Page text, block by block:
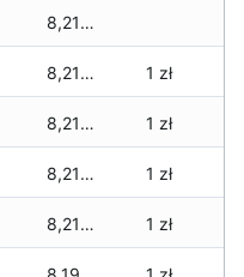
8,210 zł
8,210 zł 1 zł
8,210 zł 1 zł
8,210 zł 1 zł
8,210 zł 1 zł